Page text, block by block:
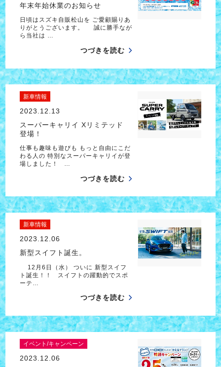
年末年始休業のお知らせ
日頃はスズキ自販松山を ご愛顧賜りあ
りがとうございます。 誠に勝手なが
ら当社は …
つづきを読む
新車情報
2023.12.13
スーパーキャリイ Xリミテッド
登場！
仕事も趣味も遊びも もっと自由にこだ
わる人の 特別なスーパーキャリイが登
場しました！ …
つづきを読む
新車情報
2023.12.06
新型スイフト誕生。
12月6日（水） ついに 新型スイフ
ト誕生！！ スイフトの躍動的でスポ
ーテ…
つづきを読む
イベント/キャンペーン
2023.12.06